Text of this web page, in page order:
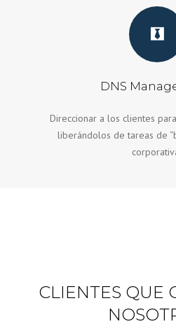
DNS
Direccionar a los clientes
liberándolos de tareas de
CLIENTES QUE